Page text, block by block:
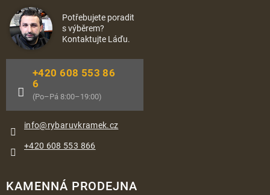
Potřebujete poradit
s výběrem?
Kontaktujte Láďu.
info@rybaruvkramek.cz
+420 608 553 86
6
(Po–Pá 8:00–19:00)
+420 608 553 866
KAMENNÁ PRODEJNA